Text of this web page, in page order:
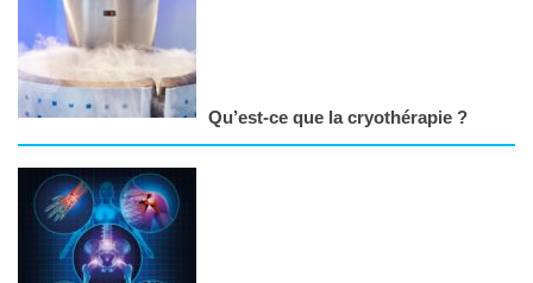
Qu’est-ce que la cryothérapie ?